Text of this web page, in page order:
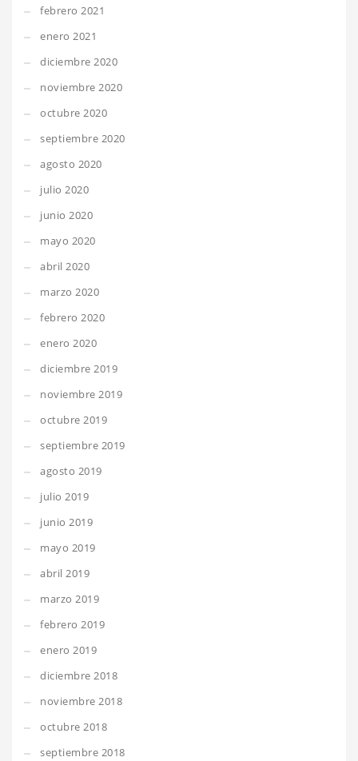
febrero 2021
enero 2021
diciembre 2020
noviembre 2020
octubre 2020
septiembre 2020
agosto 2020
julio 2020
junio 2020
mayo 2020
abril 2020
marzo 2020
febrero 2020
enero 2020
diciembre 2019
noviembre 2019
octubre 2019
septiembre 2019
agosto 2019
julio 2019
junio 2019
mayo 2019
abril 2019
marzo 2019
febrero 2019
enero 2019
diciembre 2018
noviembre 2018
octubre 2018
septiembre 2018